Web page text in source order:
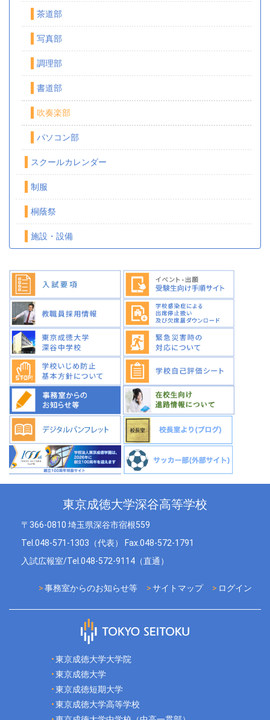
茶道部
写真部
調理部
書道部
吹奏楽部
パソコン部
スクールカレンダー
制服
桐蔭祭
施設・設備
東京成徳大学深谷高等学校
〒366-0810 埼玉県深谷市宿根559
Tel.048-571-1303（代表） Fax.048-572-1791
入試広報室/Tel.048-572-9114（直通）
ログイン
サイトマップ
事務室からのお知らせ等
東京成徳大学大学院
東京成徳大学
東京成徳短期大学
東京成徳大学高等学校